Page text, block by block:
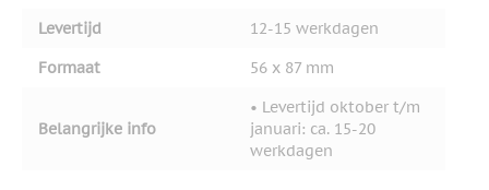
Levertijd
12-15 werkdagen
Formaat
56 x 87 mm
Belangrijke info
• Levertijd oktober t/m
januari: ca. 15-20
werkdagen